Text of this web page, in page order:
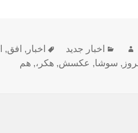
نویسندهدسته‌ها
اخبار جدید برچسب‌ها
اخبار , افق,
, سوشا, عکسش,هکر،,هم